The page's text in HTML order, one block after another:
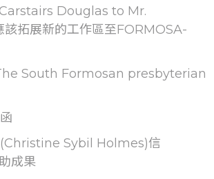
Douglas to Mr.
拓展新的工作區至FORMOSA-
South Formosan presbyterian
(Christine Sybil Holmes)信
成果